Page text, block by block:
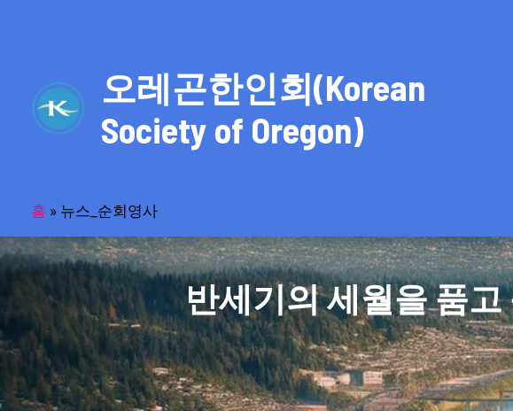
오레곤한인회(Korean
Society of Oregon)
홈 » 뉴스_순회영사
반세기의 세월을 품